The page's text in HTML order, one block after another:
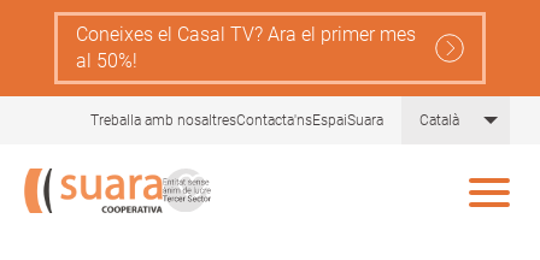
content
Coneixes el Casal TV? Ara el primer mes
al 50%!
Treballa amb nosaltresContacta'nsEspaiSuara Català List